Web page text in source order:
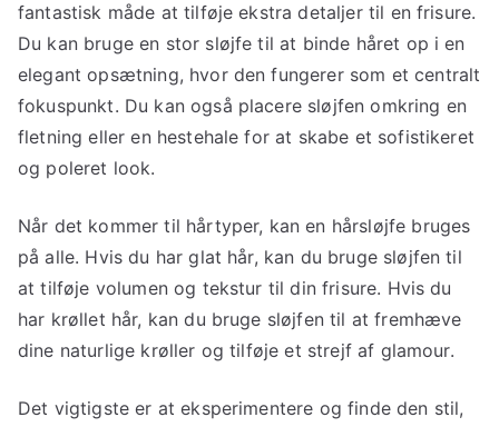
fantastisk måde at tilføje ekstra detaljer til en frisure.
Du kan bruge en stor sløjfe til at binde håret op i en
elegant opsætning, hvor den fungerer som et centralt
fokuspunkt. Du kan også placere sløjfen omkring en
fletning eller en hestehale for at skabe et sofistikeret
og poleret look.
Når det kommer til hårtyper, kan en hårsløjfe bruges
på alle. Hvis du har glat hår, kan du bruge sløjfen til
at tilføje volumen og tekstur til din frisure. Hvis du
har krøllet hår, kan du bruge sløjfen til at fremhæve
dine naturlige krøller og tilføje et strejf af glamour.
Det vigtigste er at eksperimentere og finde den stil,